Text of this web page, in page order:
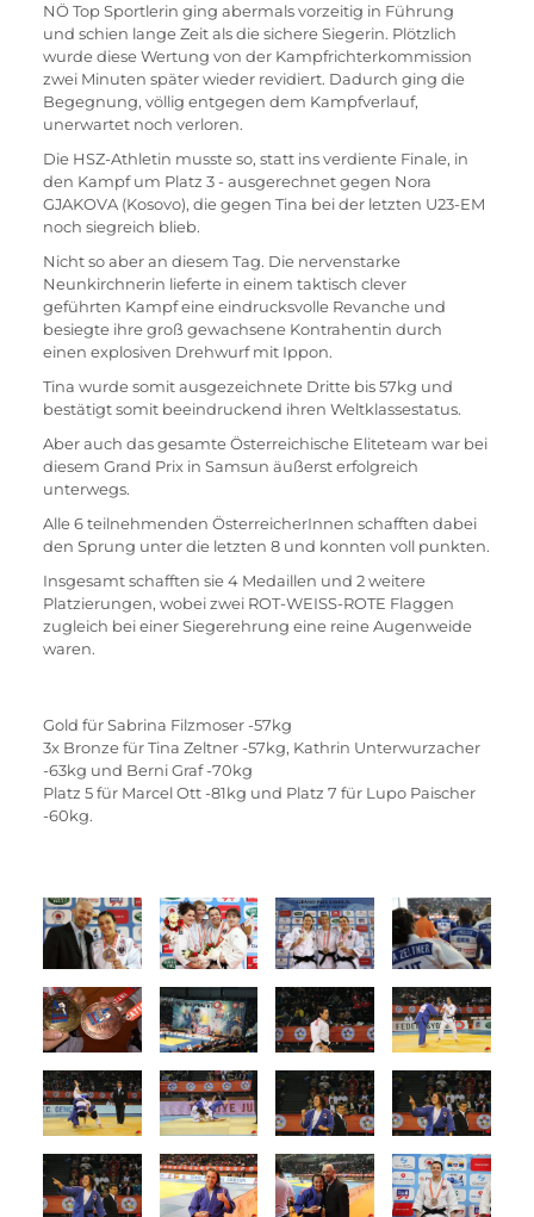
NÖ Top Sportlerin ging abermals vorzeitig in Führung
und schien lange Zeit als die sichere Siegerin. Plötzlich
wurde diese Wertung von der Kampfrichterkommission
zwei Minuten später wieder revidiert. Dadurch ging die
Begegnung, völlig entgegen dem Kampfverlauf,
unerwartet noch verloren.
Die HSZ-Athletin musste so, statt ins verdiente Finale, in
den Kampf um Platz 3 - ausgerechnet gegen Nora
GJAKOVA (Kosovo), die gegen Tina bei der letzten U23-EM
noch siegreich blieb.
Nicht so aber an diesem Tag. Die nervenstarke
Neunkirchnerin lieferte in einem taktisch clever
geführten Kampf eine eindrucksvolle Revanche und
besiegte ihre groß gewachsene Kontrahentin durch
einen explosiven Drehwurf mit Ippon.
Tina wurde somit ausgezeichnete Dritte bis 57kg und
bestätigt somit beeindruckend ihren Weltklassestatus.
Aber auch das gesamte Österreichische Eliteteam war bei
diesem Grand Prix in Samsun äußerst erfolgreich
unterwegs.
Alle 6 teilnehmenden ÖsterreicherInnen schafften dabei
den Sprung unter die letzten 8 und konnten voll punkten.
Insgesamt schafften sie 4 Medaillen und 2 weitere
Platzierungen, wobei zwei ROT-WEISS-ROTE Flaggen
zugleich bei einer Siegerehrung eine reine Augenweide
waren.
Gold für Sabrina Filzmoser -57kg
3x Bronze für Tina Zeltner -57kg, Kathrin Unterwurzacher
-63kg und Berni Graf -70kg
Platz 5 für Marcel Ott -81kg und Platz 7 für Lupo Paischer
-60kg.